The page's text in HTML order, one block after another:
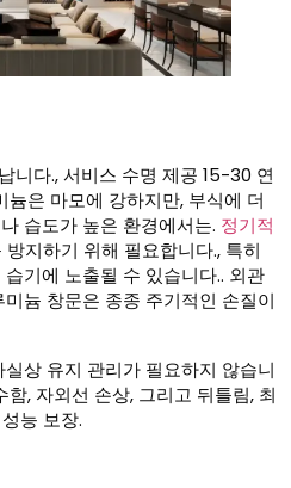
니다., 서비스 수명 제공 15-30 연
은 마모에 강하지만, 부식에 더
습도가 높은 환경에서는. 정기적
지하기 위해 필요합니다., 특히
기에 노출될 수 있습니다.. 외관
늄 창문은 종종 주기적인 손질이
상 유지 관리가 필요하지 않습니
, 자외선 손상, 그리고 뒤틀림, 최
능 보장.